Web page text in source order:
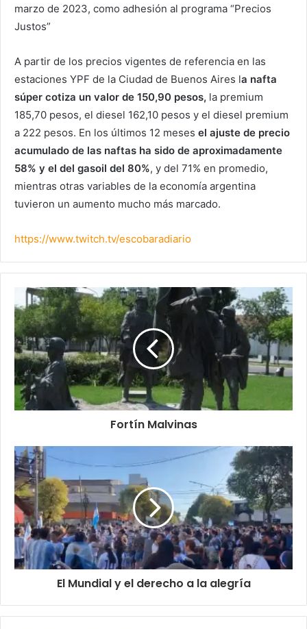
marzo de 2023, como adhesión al programa “Precios
Justos”
A partir de los precios vigentes de referencia en las
estaciones YPF de la Ciudad de Buenos Aires la nafta
súper cotiza un valor de 150,90 pesos, la premium
185,70 pesos, el diesel 162,10 pesos y el diesel premium
a 222 pesos. En los últimos 12 meses el ajuste de precio
acumulado de las naftas ha sido de aproximadamente
58% y el del gasoil del 80%, y del 71% en promedio,
mientras otras variables de la economía argentina
tuvieron un aumento mucho más marcado.
https://www.twitch.tv/escobaradiario
Fortín Malvinas
El Mundial y el derecho a la alegría